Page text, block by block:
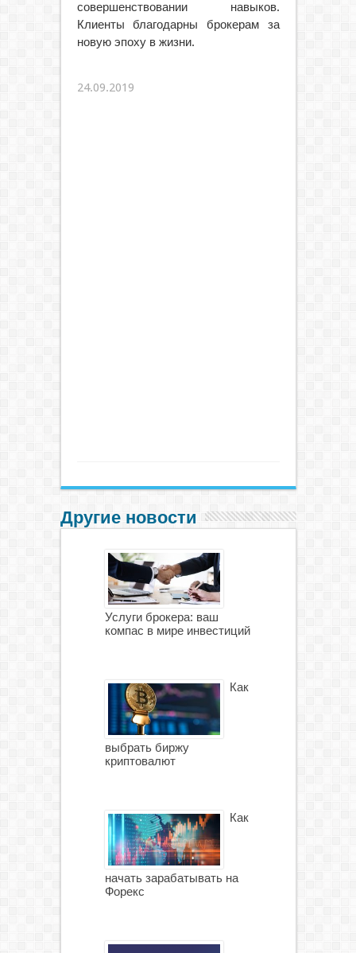
совершенствовании навыков.
Клиенты благодарны брокерам за
новую эпоху в жизни.
24.09.2019
Другие новости
Услуги брокера: ваш
компас в мире инвестиций
Как
выбрать биржу
криптовалют
Как
начать зарабатывать на
Форекс